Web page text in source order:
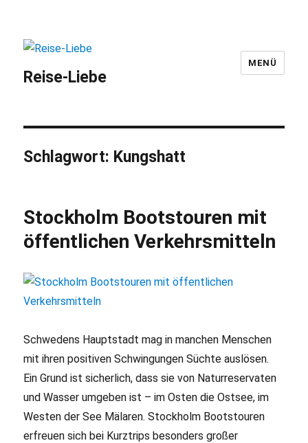
Reise-Liebe
MENÜ
Schlagwort: Kungshatt
Stockholm Bootstouren mit
öffentlichen Verkehrsmitteln
Schwedens Hauptstadt mag in manchen Menschen
mit ihren positiven Schwingungen Süchte auslösen.
Ein Grund ist sicherlich, dass sie von Naturreservaten
und Wasser umgeben ist – im Osten die Ostsee, im
Westen der See Mälaren. Stockholm Bootstouren
erfreuen sich bei Kurztrips besonders großer